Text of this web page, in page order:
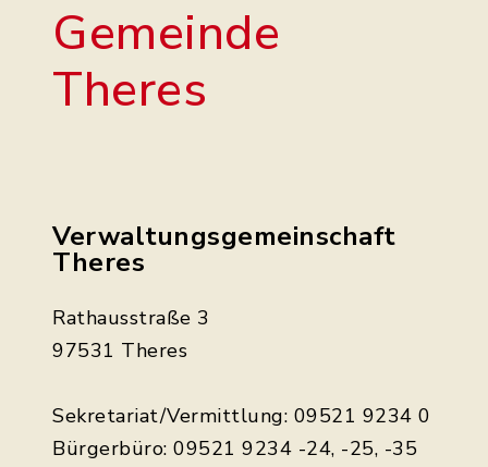
Gemeinde
Theres
Verwaltungsgemeinschaft
Theres
Rathausstraße 3
97531 Theres
Sekretariat/Vermittlung: 09521 9234 0
Bürgerbüro: 09521 9234 -24, -25, -35